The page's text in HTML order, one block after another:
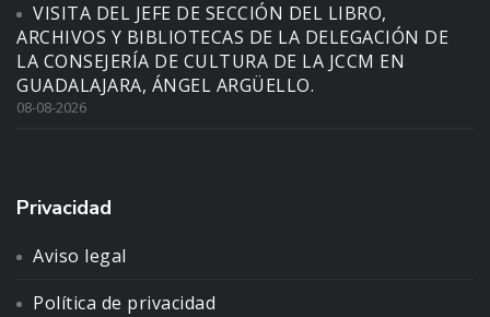
VISITA DEL JEFE DE SECCIÓN DEL LIBRO,
ARCHIVOS Y BIBLIOTECAS DE LA DELEGACIÓN DE
LA CONSEJERÍA DE CULTURA DE LA JCCM EN
GUADALAJARA, ÁNGEL ARGÜELLO.
08-08-2026
Privacidad
Aviso legal
Política de privacidad